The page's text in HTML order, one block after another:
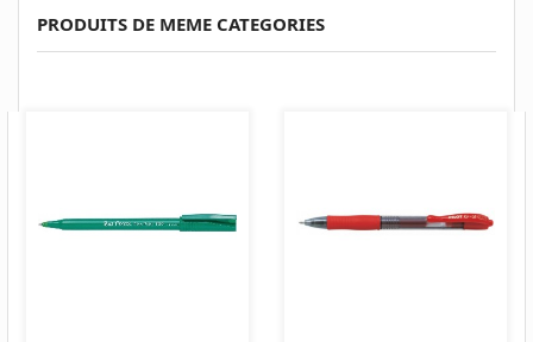
PRODUITS DE MEME CATEGORIES